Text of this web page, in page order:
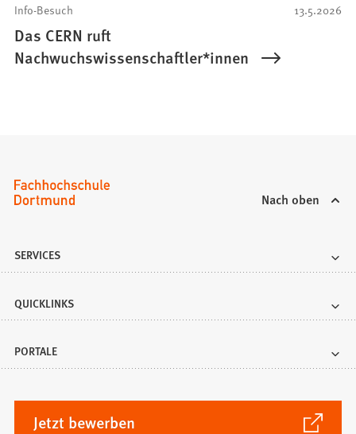
13.5.2026
Info-Besuch
Das CERN ruft
Nachwuchswissenschaftler*innen
Nach oben
SERVICES
QUICKLINKS
PORTALE
Jetzt bewerben
(Öffnet